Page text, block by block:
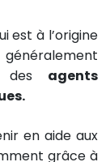
est à l’origine
des agents
en aide aux
grâce à